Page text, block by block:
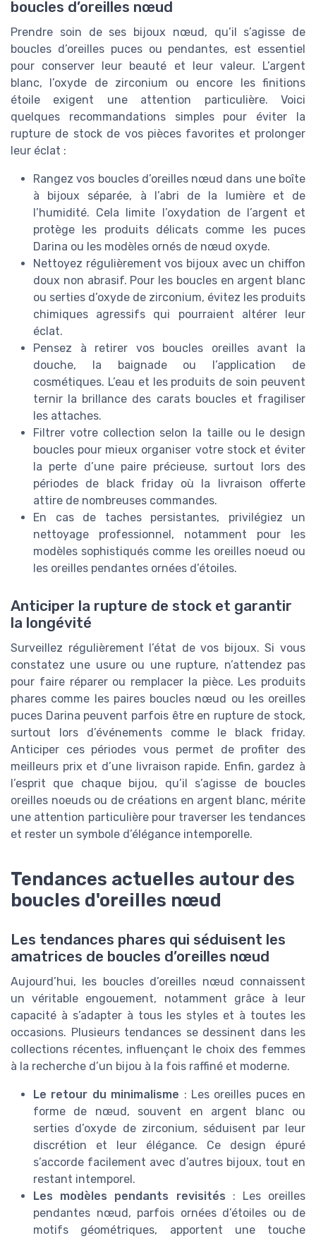
boucles d’oreilles nœud
Prendre soin de ses bijoux nœud, qu’il s’agisse de
boucles d’oreilles puces ou pendantes, est essentiel
pour conserver leur beauté et leur valeur. L’argent
blanc, l’oxyde de zirconium ou encore les finitions
étoile exigent une attention particulière. Voici
quelques recommandations simples pour éviter la
rupture de stock de vos pièces favorites et prolonger
leur éclat :
Rangez vos boucles d’oreilles nœud dans une boîte
à bijoux séparée, à l’abri de la lumière et de
l’humidité. Cela limite l’oxydation de l’argent et
protège les produits délicats comme les puces
Darina ou les modèles ornés de nœud oxyde.
Nettoyez régulièrement vos bijoux avec un chiffon
doux non abrasif. Pour les boucles en argent blanc
ou serties d’oxyde de zirconium, évitez les produits
chimiques agressifs qui pourraient altérer leur
éclat.
Pensez à retirer vos boucles oreilles avant la
douche, la baignade ou l’application de
cosmétiques. L’eau et les produits de soin peuvent
ternir la brillance des carats boucles et fragiliser
les attaches.
Filtrer votre collection selon la taille ou le design
boucles pour mieux organiser votre stock et éviter
la perte d’une paire précieuse, surtout lors des
périodes de black friday où la livraison offerte
attire de nombreuses commandes.
En cas de taches persistantes, privilégiez un
nettoyage professionnel, notamment pour les
modèles sophistiqués comme les oreilles noeud ou
les oreilles pendantes ornées d’étoiles.
Anticiper la rupture de stock et garantir
la longévité
Surveillez régulièrement l’état de vos bijoux. Si vous
constatez une usure ou une rupture, n’attendez pas
pour faire réparer ou remplacer la pièce. Les produits
phares comme les paires boucles nœud ou les oreilles
puces Darina peuvent parfois être en rupture de stock,
surtout lors d’événements comme le black friday.
Anticiper ces périodes vous permet de profiter des
meilleurs prix et d’une livraison rapide. Enfin, gardez à
l’esprit que chaque bijou, qu’il s’agisse de boucles
oreilles noeuds ou de créations en argent blanc, mérite
une attention particulière pour traverser les tendances
et rester un symbole d’élégance intemporelle.
Tendances actuelles autour des
boucles d'oreilles nœud
Les tendances phares qui séduisent les
amatrices de boucles d’oreilles nœud
Aujourd’hui, les boucles d’oreilles nœud connaissent
un véritable engouement, notamment grâce à leur
capacité à s’adapter à tous les styles et à toutes les
occasions. Plusieurs tendances se dessinent dans les
collections récentes, influençant le choix des femmes
à la recherche d’un bijou à la fois raffiné et moderne.
Le retour du minimalisme : Les oreilles puces en
forme de nœud, souvent en argent blanc ou
serties d’oxyde de zirconium, séduisent par leur
discrétion et leur élégance. Ce design épuré
s’accorde facilement avec d’autres bijoux, tout en
restant intemporel.
Les modèles pendants revisités : Les oreilles
pendantes nœud, parfois ornées d’étoiles ou de
motifs géométriques, apportent une touche